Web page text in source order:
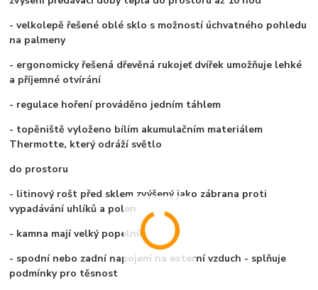
- velkolepě řešené oblé sklo s možností úchvatného pohledu
na palmeny
- ergonomicky řešená dřevěná rukojeť dvířek umožňuje lehké
a příjemné otvírání
- regulace hoření prováděno jedním táhlem
- topěniště vyloženo bílím akumulačním materiálem
Thermotte, který odráží světlo
do prostoru
- litinový rošt před sklem zvýšený jako zábrana proti
vypadávání uhlíků a polen
- kamna mají velký popelník
- spodní nebo zadní napojení na externí vzduch - splňuje
podmínky pro těsnost